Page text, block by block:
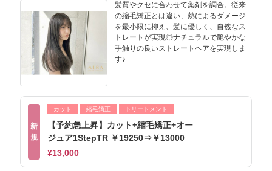
髪質やクセに合わせて薬剤を調合。従来
の縮毛矯正とは違い、熱によるダメージ
を最小限に抑え、髪に優しく、自然なス
トレートが実現◎ナチュラルで艶やかな
手触りの良いストレートヘアを実現しま
す♪
新
規
カット 縮毛矯正 トリートメント
【予約急上昇】カット+縮毛矯正+オー
ジュア1StepTR ￥19250⇒￥13000
¥13,000